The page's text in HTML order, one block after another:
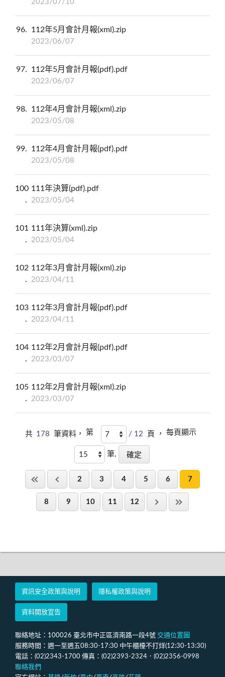
2023/07/10
96 112年5月會計月報(xml).zip
2023/06/07
97 112年5月會計月報(pdf).pdf
2023/06/07
98 112年4月會計月報(xml).zip
2023/05/08
99 112年4月會計月報(pdf).pdf
2023/05/08
100 111年決算(pdf).pdf
2023/05/04
101 111年決算(xml).zip
2023/05/04
102 112年3月會計月報(xml).zip
2023/04/11
103 112年3月會計月報(pdf).pdf
2023/04/11
104 112年2月會計月報(pdf).pdf
2023/03/07
105 112年2月會計月報(xml).zip
2023/03/07
共 178 筆資料， 第 / 12 頁 ， 每頁顯示
筆,
2 3 4 5 6 7
8 9 10 11 12
資訊安全政策與說明 隱私權政策與說明
資料開放宣告
聯絡地址：100026 臺北市中正區濟南路一段4號 交通位置圖
服務時間：週一至週五08:30-17:30 中午櫃檯不打烊(12:30-13:30)
電話：(02)2343-1700 傳真：(02)2393-2324．(02)2356-0998
聯絡我們